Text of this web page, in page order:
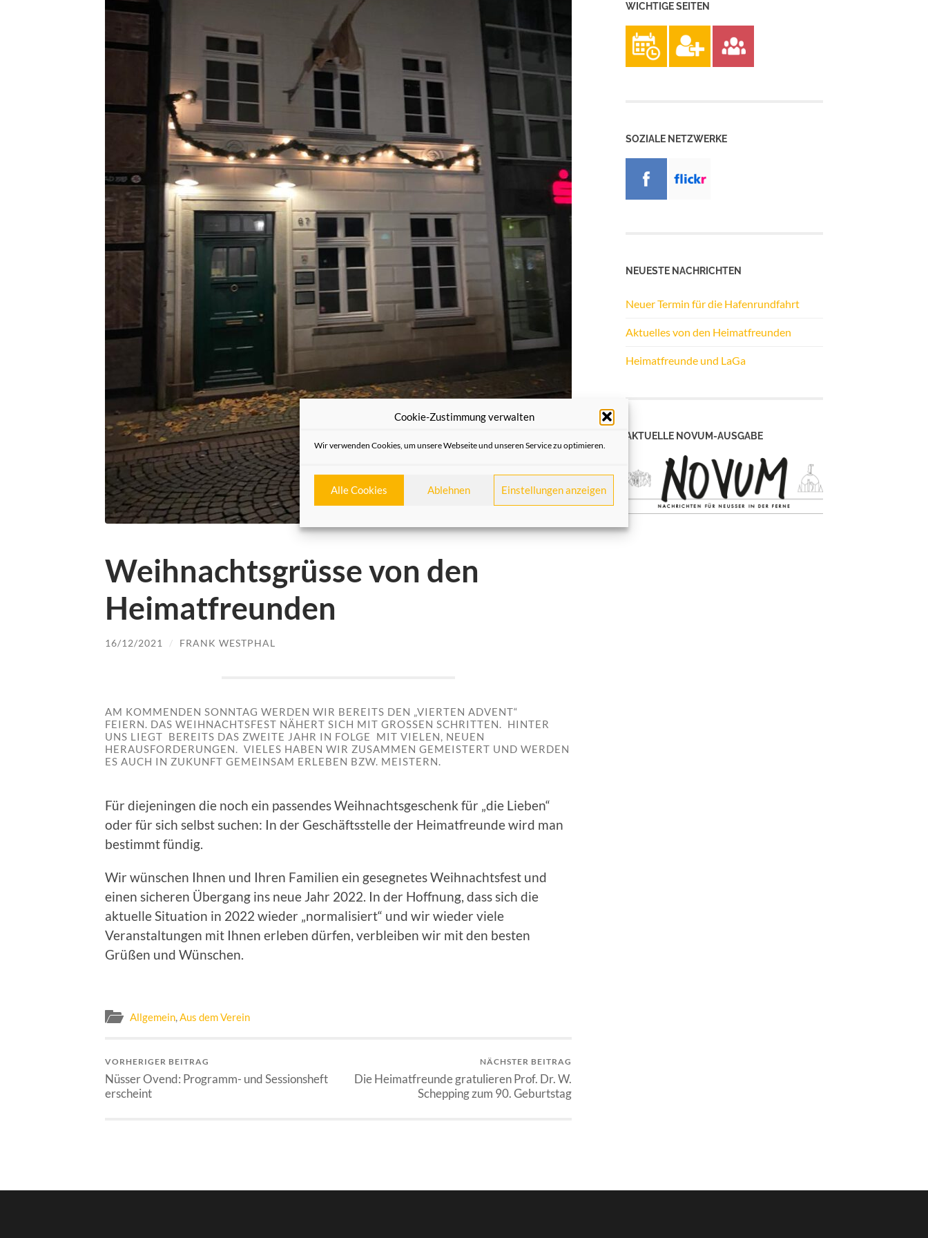
Cookie-Zustimmung verwalten
Wir verwenden Cookies, um unsere Webseite und unseren Service zu optimieren.
Alle Cookies Ablehnen Einstellungen anzeigen
Weihnachtsgrüsse von den
Heimatfreunden
16/12/2021 / FRANK WESTPHAL
AM KOMMENDEN SONNTAG WERDEN WIR BEREITS DEN „VIERTEN ADVENT“
FEIERN. DAS WEIHNACHTSFEST NÄHERT SICH MIT GROSSEN SCHRITTEN. HINTER U
NS LIEGT BEREITS DAS ZWEITE JAHR IN FOLGE MIT VIELEN, NEUEN H
ERAUSFORDERUNGEN. VIELES HABEN WIR ZUSAMMEN GEMEISTERT UND WERDEN E
S AUCH IN ZUKUNFT GEMEINSAM ERLEBEN BZW. MEISTERN.
Für diejeningen die noch ein passendes Weihnachtsgeschenk für „die Lieben“
oder für sich selbst suchen: In der Geschäftsstelle der Heimatfreunde wird man
bestimmt fündig.
Wir wünschen Ihnen und Ihren Familien ein gesegnetes Weihnachtsfest und
einen sicheren Übergang ins neue Jahr 2022. In der Hoffnung, dass sich die
aktuelle Situation in 2022 wieder „normalisiert“ und wir wieder viele
Veranstaltungen mit Ihnen erleben dürfen, verbleiben wir mit den besten
Grüßen und Wünschen.
Allgemein,Aus dem Verein
VORHERIGER BEITRAG
Nüsser Ovend: Programm- und Sessionsheft
erscheint
NÄCHSTER BEITRAG
Die Heimatfreunde gratulieren Prof. Dr. W.
Schepping zum 90. Geburtstag
WICHTIGE SEITEN
SOZIALE NETZWERKE
NEUESTE NACHRICHTEN
Neuer Termin für die Hafenrundfahrt
Aktuelles von den Heimatfreunden
Heimatfreunde und LaGa
AKTUELLE NOVUM-AUSGABE